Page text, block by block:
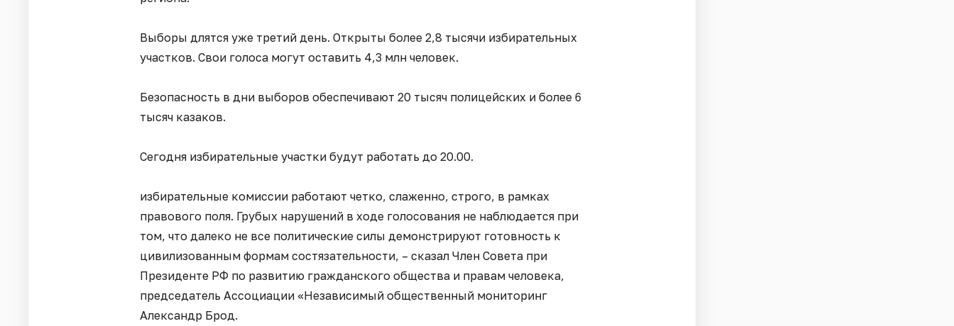
Выборы длятся уже третий день. Открыты более 2,8 тысячи избирательных
участков. Свои голоса могут оставить 4,3 млн человек.
Безопасность в дни выборов обеспечивают 20 тысяч полицейских и более 6
тысяч казаков.
Сегодня избирательные участки будут работать до 20.00.
избирательные комиссии работают четко, слаженно, строго, в рамках
правового поля. Грубых нарушений в ходе голосования не наблюдается при
том, что далеко не все политические силы демонстрируют готовность к
цивилизованным формам состязательности, – сказал Член Совета при
Президенте РФ по развитию гражданского общества и правам человека,
председатель Ассоциации «Независимый общественный мониторинг
Александр Брод.